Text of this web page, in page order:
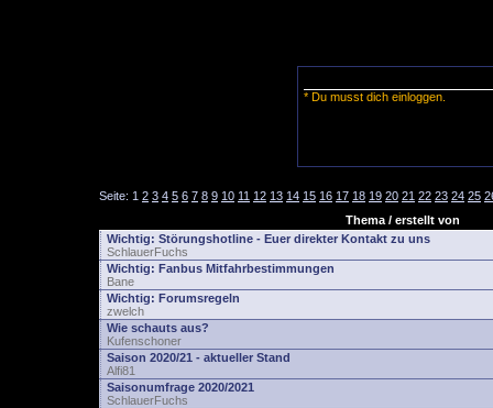
* Du musst dich einloggen.
Seite: 1 2 3 4 5 6 7 8 9 10 11 12 13 14 15 16 17 18 19 20 21 22 23 24 25
Thema / erstellt von
Wichtig: Störungshotline - Euer direkter Kontakt zu uns
SchlauerFuchs
Wichtig: Fanbus Mitfahrbestimmungen
Bane
Wichtig: Forumsregeln
zwelch
Wie schauts aus?
Kufenschoner
Saison 2020/21 - aktueller Stand
Alfi81
Saisonumfrage 2020/2021
SchlauerFuchs